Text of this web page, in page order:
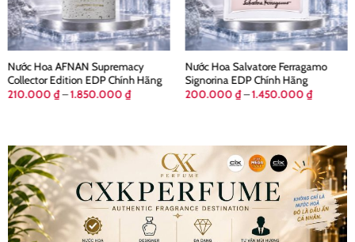
Hoa AFNAN Supremacy
Edition EDP Chính Hãng
₫ – 1.850.000₫Khoảng
giá:
1.850.000 ₫
Nước Hoa Salvatore Ferragamo
Signorina EDP Chính Hãng
200.000₫ – 1.450.000₫Khoảng
giá:
1.450.000